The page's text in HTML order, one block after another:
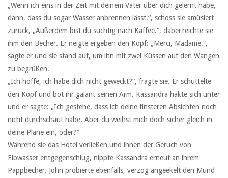
„Wenn ich eins in der Zeit mit deinem Vater über dich gelernt habe,
dann, dass du sogar Wasser anbrennen lässt.“, schoss sie amüsiert
zurück, „Außerdem bist du süchtig nach Kaffee.“, dabei reichte sie
ihm den Becher. Er neigte ergeben den Kopf: „Merci, Madame.“,
sagte er und sie stand auf, um ihn mit zwei Küssen auf den Wangen
zu begrüßen.
„Ich hoffe, ich habe dich nicht geweckt?“, fragte sie. Er schüttelte
den Kopf und bot ihr galant seinen Arm. Kassandra hakte sich unter
und er sagte: „Ich gestehe, dass ich deine finsteren Absichten noch
nicht durchschaut habe. Aber du weihst mich doch sicher gleich in
deine Pläne ein, oder?“
Während sie das Hotel verließen und ihnen der Geruch von
Elbwasser entgegenschlug, nippte Kassandra erneut an ihrem
Pappbecher. John probierte ebenfalls, verzog angeekelt den Mund